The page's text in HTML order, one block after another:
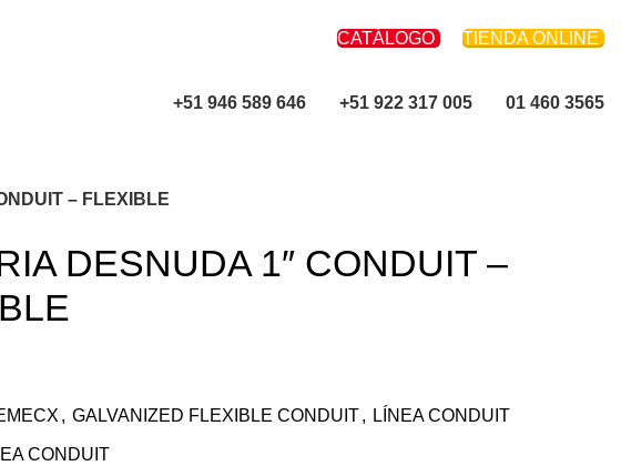
CATÁLOGO TIENDA ONLINE
+51 946 589 646 +51 922 317 005 01 460 3565
– FLEXIBLE
DESNUDA 1″ CONDUIT –
, GALVANIZED FLEXIBLE CONDUIT, LÍNEA CONDUIT
CONDUIT